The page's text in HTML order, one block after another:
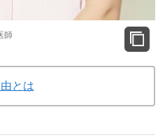
師
とは